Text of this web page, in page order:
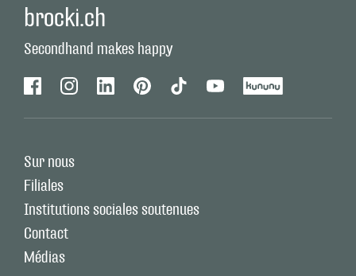
brocki.ch
Secondhand makes happy
FacebookInstagramLinkedin PinterestTiktok Youtube
Sur nous
Filiales
Institutions sociales soutenues
Contact
Médias